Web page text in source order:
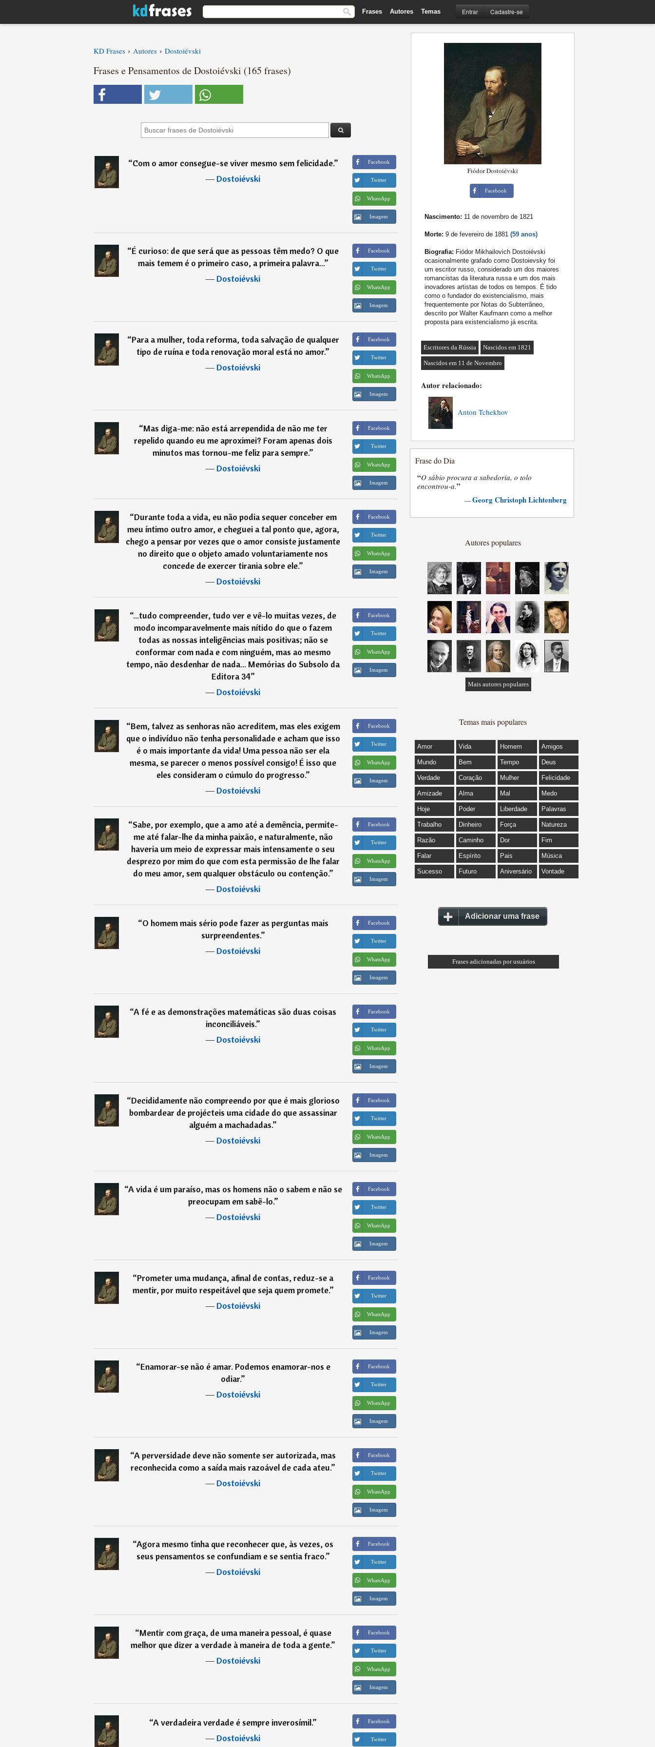
Frases Autores Temas Entrar Cadastre-se
KD Frases › Autores › Dostoiévski
Frases e Pensamentos de Dostoiévski (165 frases)
“Com o amor consegue-se viver mesmo sem felicidade.”
―Dostoiévski
Facebook
Twitter
WhatsApp
Imagem
“É curioso: de que será que as pessoas têm medo? O que
mais temem é o primeiro caso, a primeira palavra...”
―Dostoiévski
Facebook
Twitter
WhatsApp
Imagem
“Para a mulher, toda reforma, toda salvação de qualquer
tipo de ruína e toda renovação moral está no amor.”
―Dostoiévski
Facebook
Twitter
WhatsApp
Imagem
“Mas diga-me: não está arrependida de não me ter
repelido quando eu me aproximei? Foram apenas dois
minutos mas tornou-me feliz para sempre.”
―Dostoiévski
Facebook
Twitter
WhatsApp
Imagem
“Durante toda a vida, eu não podia sequer conceber em
meu íntimo outro amor, e cheguei a tal ponto que, agora,
chego a pensar por vezes que o amor consiste justamente
no direito que o objeto amado voluntariamente nos
concede de exercer tirania sobre ele.”
―Dostoiévski
Facebook
Twitter
WhatsApp
Imagem
“...tudo compreender, tudo ver e vê-lo muitas vezes, de
modo incomparavelmente mais nítido do que o fazem
todas as nossas inteligências mais positivas; não se
conformar com nada e com ninguém, mas ao mesmo
tempo, não desdenhar de nada... Memórias do Subsolo da
Editora 34”
―Dostoiévski
Facebook
Twitter
WhatsApp
Imagem
“Bem, talvez as senhoras não acreditem, mas eles exigem
que o indivíduo não tenha personalidade e acham que isso
é o mais importante da vida! Uma pessoa não ser ela
mesma, se parecer o menos possível consigo! É isso que
eles consideram o cúmulo do progresso.”
―Dostoiévski
Facebook
Twitter
WhatsApp
Imagem
“Sabe, por exemplo, que a amo até a demência, permite-
me até falar-lhe da minha paixão, e naturalmente, não
haveria um meio de expressar mais intensamente o seu
desprezo por mim do que com esta permissão de lhe falar
do meu amor, sem qualquer obstáculo ou contenção.”
―Dostoiévski
Facebook
Twitter
WhatsApp
Imagem
“O homem mais sério pode fazer as perguntas mais
surpreendentes.”
―Dostoiévski
Facebook
Twitter
WhatsApp
Imagem
“A fé e as demonstrações matemáticas são duas coisas
inconciliáveis.”
―Dostoiévski
Facebook
Twitter
WhatsApp
Imagem
“Decididamente não compreendo por que é mais glorioso
bombardear de projécteis uma cidade do que assassinar
alguém a machadadas.”
―Dostoiévski
Facebook
Twitter
WhatsApp
Imagem
“A vida é um paraíso, mas os homens não o sabem e não se
preocupam em sabê-lo.”
―Dostoiévski
Facebook
Twitter
WhatsApp
Imagem
“Prometer uma mudança, afinal de contas, reduz-se a
mentir, por muito respeitável que seja quem promete.”
―Dostoiévski
Facebook
Twitter
WhatsApp
Imagem
“Enamorar-se não é amar. Podemos enamorar-nos e
odiar.”
―Dostoiévski
Facebook
Twitter
WhatsApp
Imagem
“A perversidade deve não somente ser autorizada, mas
reconhecida como a saída mais razoável de cada ateu.”
―Dostoiévski
Facebook
Twitter
WhatsApp
Imagem
“Agora mesmo tinha que reconhecer que, às vezes, os
seus pensamentos se confundiam e se sentia fraco.”
―Dostoiévski
Facebook
Twitter
WhatsApp
Imagem
“Mentir com graça, de uma maneira pessoal, é quase
melhor que dizer a verdade à maneira de toda a gente.”
―Dostoiévski
Facebook
Twitter
WhatsApp
Imagem
“A verdadeira verdade é sempre inverosímil.”
―Dostoiévski
Facebook
Twitter
Fiódor Dostoiévski
Facebook
Nascimento: 11 de novembro de 1821
Morte: 9 de fevereiro de 1881 (59 anos)
Biografia: Fiódor Mikhailovich Dostoiévski
ocasionalmente grafado como Dostoievsky foi
um escritor russo, considerado um dos maiores
romancistas da literatura russa e um dos mais
inovadores artistas de todos os tempos. É tido
como o fundador do existencialismo, mais
frequentemente por Notas do Subterrâneo,
descrito por Walter Kaufmann como a melhor
proposta para existencialismo já escrita.
Escritores da Rússia Nascidos em 1821
Nascidos em 11 de Novembro
Autor relacionado:
Anton Tchekhov
Frase do Dia
“O sábio procura a sabedoria, o tolo
encontrou-a.”
—Georg Christoph Lichtenberg
Autores populares
Mais autores populares
Temas mais populares
Amor Vida Homem Amigos
Mundo Bem Tempo Deus
Verdade Coração Mulher Felicidade
Amizade Alma Mal Medo
Hoje Poder Liberdade Palavras
Trabalho Dinheiro Força Natureza
Razão Caminho Dor Fim
Falar Espírito Pais Música
Sucesso Futuro Aniversário Vontade
Adicionar uma frase
Frases adicionadas por usuários